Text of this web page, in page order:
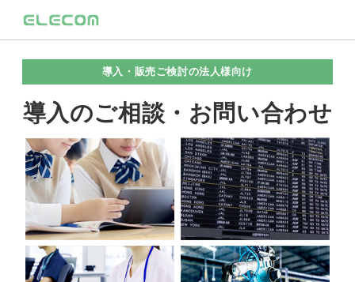
導入・販売ご検討の法人様向け
導入のご相談・お問い合わせ